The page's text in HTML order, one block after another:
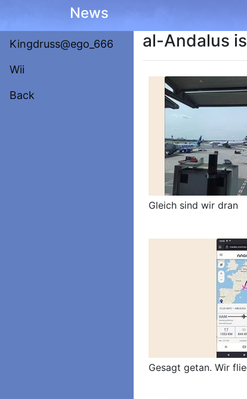
News
Kingdruss@ego_666
Wii
Back
al-Andalus
Gleich sind wir dran
Gesagt getan. Wir